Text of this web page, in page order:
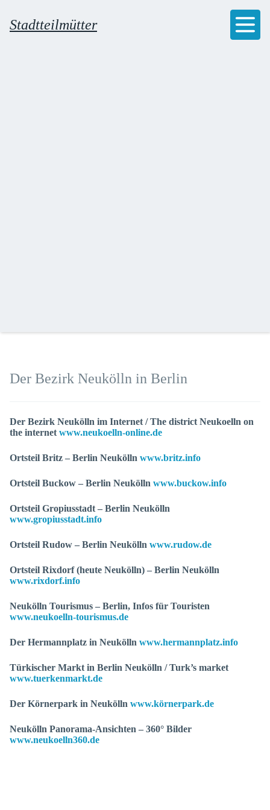
Stadtteilmütter
Der Bezirk Neukölln in Berlin
Der Bezirk Neukölln im Internet / The district Neukoelln on
the internet www.neukoelln-online.de
Ortsteil Britz – Berlin Neukölln www.britz.info
Ortsteil Buckow – Berlin Neukölln www.buckow.info
Ortsteil Gropiusstadt – Berlin Neukölln
www.gropiusstadt.info
Ortsteil Rudow – Berlin Neukölln www.rudow.de
Ortsteil Rixdorf (heute Neukölln) – Berlin Neukölln
www.rixdorf.info
Neukölln Tourismus – Berlin, Infos für Touristen
www.neukoelln-tourismus.de
Der Hermannplatz in Neukölln www.hermannplatz.info
Türkischer Markt in Berlin Neukölln / Turk’s market
www.tuerkenmarkt.de
Der Körnerpark in Neukölln www.körnerpark.de
Neukölln Panorama-Ansichten – 360° Bilder
www.neukoelln360.de